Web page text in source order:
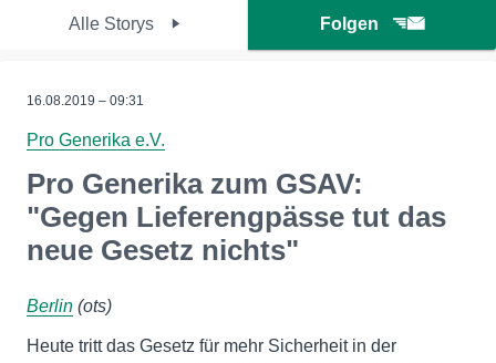
Alle Storys Folgen
16.08.2019 – 09:31
Pro Generika e.V.
Pro Generika zum GSAV:
"Gegen Lieferengpässe tut das
neue Gesetz nichts"
Berlin (ots)
Heute tritt das Gesetz für mehr Sicherheit in der